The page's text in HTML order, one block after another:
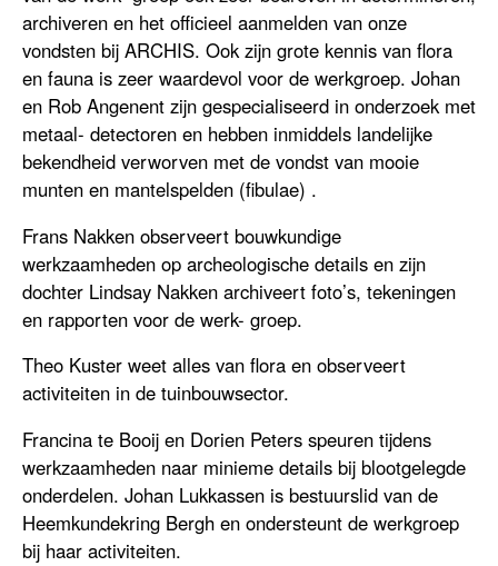
archiveren en het officieel aanmelden van onze
vondsten bij ARCHIS. Ook zijn grote kennis van flora
en fauna is zeer waardevol voor de werkgroep. Johan
en Rob Angenent zijn gespecialiseerd in onderzoek met
metaal- detectoren en hebben inmiddels landelijke
bekendheid verworven met de vondst van mooie
munten en mantelspelden (fibulae) .
Frans Nakken observeert bouwkundige
werkzaamheden op archeologische details en zijn
dochter Lindsay Nakken archiveert foto’s, tekeningen
en rapporten voor de werk- groep.
Theo Kuster weet alles van flora en observeert
activiteiten in de tuinbouwsector.
Francina te Booij en Dorien Peters speuren tijdens
werkzaamheden naar minieme details bij blootgelegde
onderdelen. Johan Lukkassen is bestuurslid van de
Heemkundekring Bergh en ondersteunt de werkgroep
bij haar activiteiten.